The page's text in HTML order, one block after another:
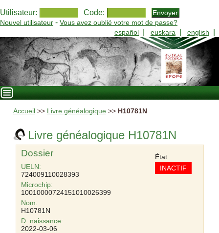
Utilisateur: Code:
Nouvel utilisateur - Vous avez oublié votre mot de passe?
español
euskara english
Accueil >> Livre généalogique >> H10781N
Livre généalogique H10781N
Dossier
UELN:
724009110028393
Microchip:
10010000724151010026399
Nom:
H10781N
D. naissance:
2022-03-06
État
INACTIF